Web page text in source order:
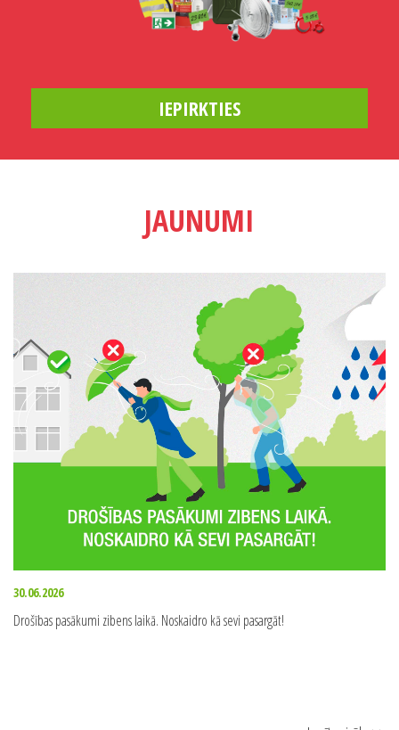
IEPIRKTIES
JAUNUMI
30.06.2026
Drošības pasākumi zibens laikā. Noskaidro kā sevi pasargāt!